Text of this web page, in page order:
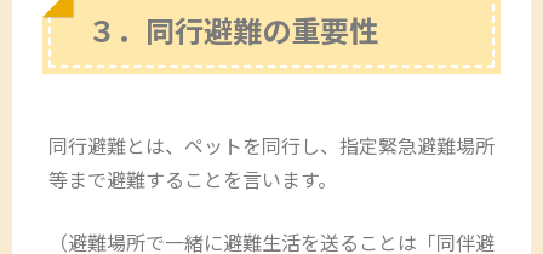
３．同行避難の重要性
同行避難とは、ペットを同行し、指定緊急避難場所
等まで避難することを言います。
（避難場所で一緒に避難生活を送ることは「同伴避